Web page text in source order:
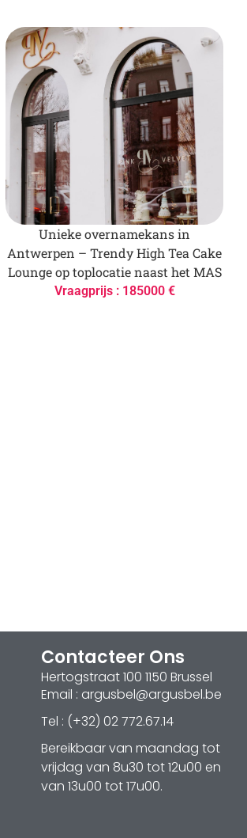
Unieke overnamekans in
Antwerpen – Trendy High Tea Cake
Lounge op toplocatie naast het MAS
Vraagprijs : 185000 €
Contacteer Ons
Hertogstraat 100 1150 Brussel
Email : argusbel@argusbel.be
Tel : (+32) 02 772.67.14
Bereikbaar van maandag tot
vrijdag van 8u30 tot 12u00 en
van 13u00 tot 17u00.